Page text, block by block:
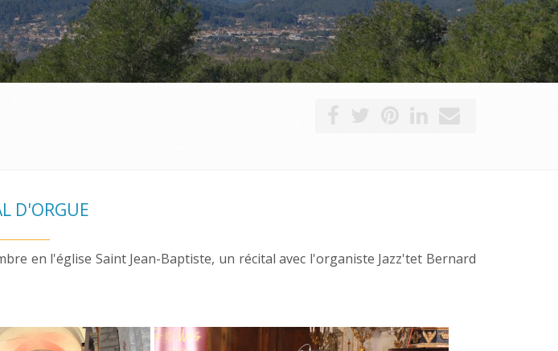
D'ORGUE
en l'église Saint Jean-Baptiste, un récital avec l'organiste Jazz'tet Bernard